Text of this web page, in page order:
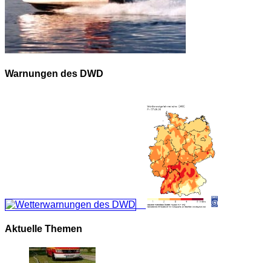
Warnungen des DWD
Aktuelle Themen